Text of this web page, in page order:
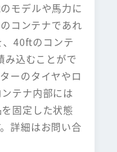
モデルや馬力に
コンテナであれ
、40ftのコンテ
み込むことがで
ーのタイヤやロ
テナ内部には
固定した状態
詳細はお問い合